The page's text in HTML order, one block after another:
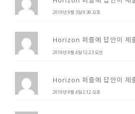
2019년 9월 3일 9:30 오후
2019년 9월 4일 12:23 오전
Horizon 퍼즐에 답안이 제
2019년 9월 4일 2:12 오후
Horizon 퍼즐에 답안이 제